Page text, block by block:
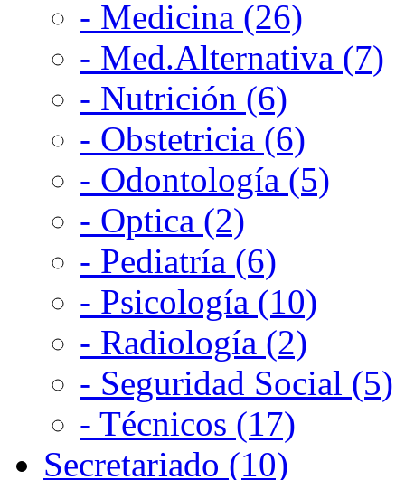
- Medicina (26)
- Med.Alternativa (7)
- Nutrición (6)
- Obstetricia (6)
- Odontología (5)
- Optica (2)
- Pediatría (6)
- Psicología (10)
- Radiología (2)
- Seguridad Social (5)
- Técnicos (17)
Secretariado (10)